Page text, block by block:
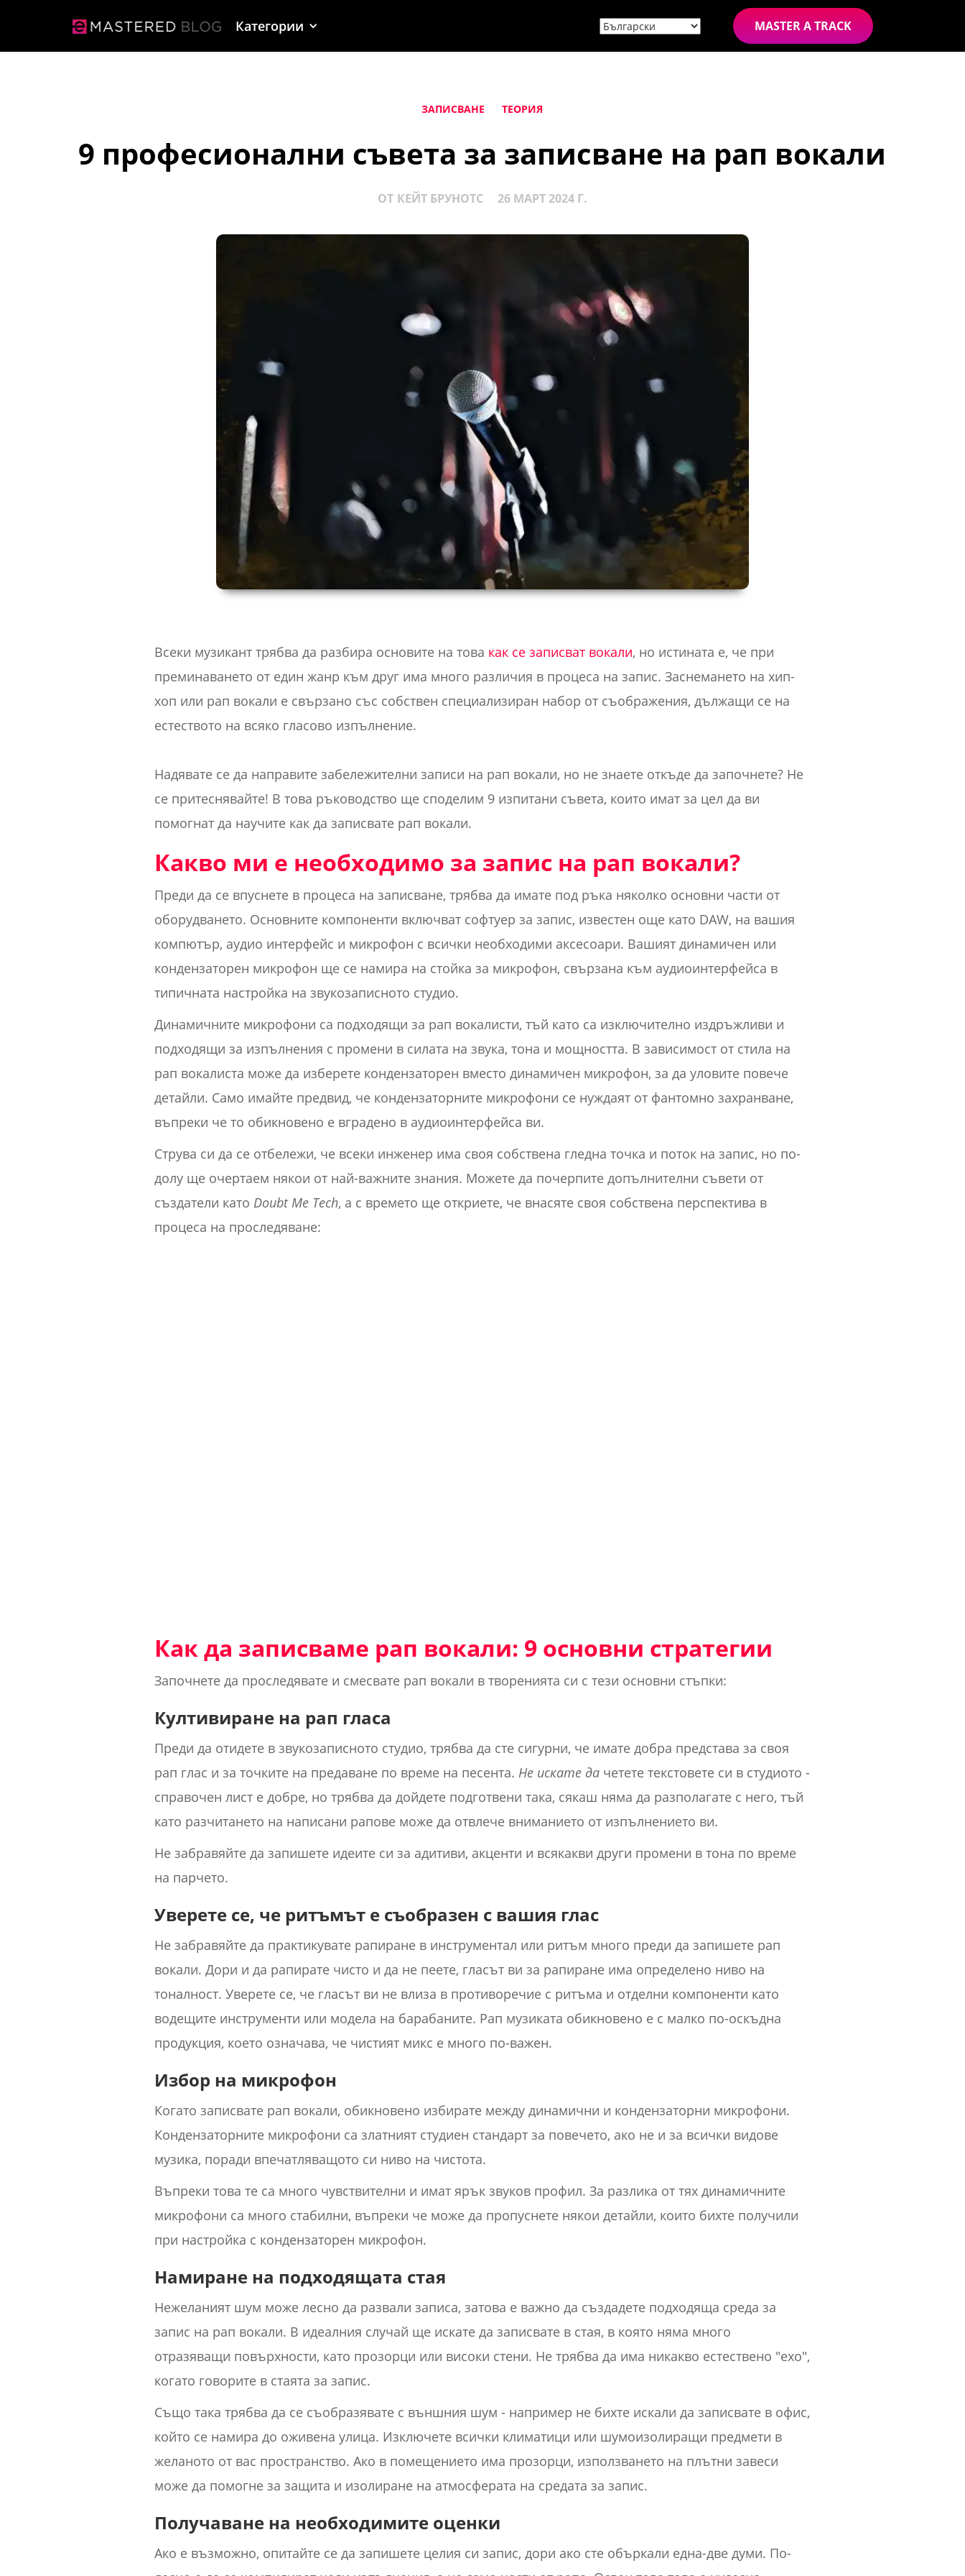
Категории MASTER A TRACK
ЗАПИСВАНЕ ТЕОРИЯ
9 професионални съвета за записване на рап вокали
ОТ КЕЙТ БРУНОТС 26 МАРТ 2024 Г.
Всеки музикант трябва да разбира основите на това как се записват вокали, но истината е, че при
преминаването от един жанр към друг има много различия в процеса на запис. Заснемането на хип-
хоп или рап вокали е свързано със собствен специализиран набор от съображения, дължащи се на
естеството на всяко гласово изпълнение.
Надявате се да направите забележителни записи на рап вокали, но не знаете откъде да започнете? Не
се притеснявайте! В това ръководство ще споделим 9 изпитани съвета, които имат за цел да ви
помогнат да научите как да записвате рап вокали.
Какво ми е необходимо за запис на рап вокали?
Преди да се впуснете в процеса на записване, трябва да имате под ръка няколко основни части от
оборудването. Основните компоненти включват софтуер за запис, известен още като DAW, на вашия
компютър, аудио интерфейс и микрофон с всички необходими аксесоари. Вашият динамичен или
кондензаторен микрофон ще се намира на стойка за микрофон, свързана към аудиоинтерфейса в
типичната настройка на звукозаписното студио.
Динамичните микрофони са подходящи за рап вокалисти, тъй като са изключително издръжливи и
подходящи за изпълнения с промени в силата на звука, тона и мощността. В зависимост от стила на
рап вокалиста може да изберете кондензаторен вместо динамичен микрофон, за да уловите повече
детайли. Само имайте предвид, че кондензаторните микрофони се нуждаят от фантомно захранване,
въпреки че то обикновено е вградено в аудиоинтерфейса ви.
Струва си да се отбележи, че всеки инженер има своя собствена гледна точка и поток на запис, но по-
долу ще очертаем някои от най-важните знания. Можете да почерпите допълнителни съвети от
създатели като Doubt Me Tech, а с времето ще откриете, че внасяте своя собствена перспектива в
процеса на проследяване:
Как да записваме рап вокали: 9 основни стратегии
Започнете да проследявате и смесвате рап вокали в творенията си с тези основни стъпки:
Култивиране на рап гласа
Преди да отидете в звукозаписното студио, трябва да сте сигурни, че имате добра представа за своя
рап глас и за точките на предаване по време на песента. Не искате да четете текстовете си в студиото -
справочен лист е добре, но трябва да дойдете подготвени така, сякаш няма да разполагате с него, тъй
като разчитането на написани рапове може да отвлече вниманието от изпълнението ви.
Не забравяйте да запишете идеите си за адитиви, акценти и всякакви други промени в тона по време
на парчето.
Уверете се, че ритъмът е съобразен с вашия глас
Не забравяйте да практикувате рапиране в инструментал или ритъм много преди да запишете рап
вокали. Дори и да рапирате чисто и да не пеете, гласът ви за рапиране има определено ниво на
тоналност. Уверете се, че гласът ви не влиза в противоречие с ритъма и отделни компоненти като
водещите инструменти или модела на барабаните. Рап музиката обикновено е с малко по-оскъдна
продукция, което означава, че чистият микс е много по-важен.
Избор на микрофон
Когато записвате рап вокали, обикновено избирате между динамични и кондензаторни микрофони.
Кондензаторните микрофони са златният студиен стандарт за повечето, ако не и за всички видове
музика, поради впечатляващото си ниво на чистота.
Въпреки това те са много чувствителни и имат ярък звуков профил. За разлика от тях динамичните
микрофони са много стабилни, въпреки че може да пропуснете някои детайли, които бихте получили
при настройка с кондензаторен микрофон.
Намиране на подходящата стая
Нежеланият шум може лесно да развали записа, затова е важно да създадете подходяща среда за
запис на рап вокали. В идеалния случай ще искате да записвате в стая, в която няма много
отразяващи повърхности, като прозорци или високи стени. Не трябва да има никакво естествено "ехо",
когато говорите в стаята за запис.
Също така трябва да се съобразявате с външния шум - например не бихте искали да записвате в офис,
който се намира до оживена улица. Изключете всички климатици или шумоизолиращи предмети в
желаното от вас пространство. Ако в помещението има прозорци, използването на плътни завеси
може да помогне за защита и изолиране на атмосферата на средата за запис.
Получаване на необходимите оценки
Ако е възможно, опитайте се да запишете целия си запис, дори ако сте объркали една-две думи. По-